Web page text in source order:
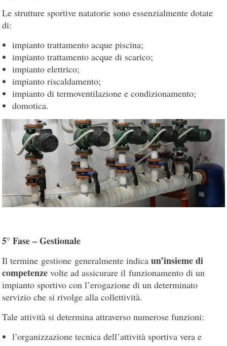
Le strutture sportive natatorie sono essenzialmente dotate
di:
impianto trattamento acque piscina;
impianto trattamento acque di scarico;
impianto elettrico;
impianto riscaldamento;
impianto di termoventilazione e condizionamento;
domotica.
5° Fase – Gestionale
Il termine gestione generalmente indicaun’insieme di
competenze volte ad assicurare il funzionamento di un
impianto sportivo con l’erogazione di un determinato
servizio che si rivolge alla collettività.
Tale attività si determina attraverso numerose funzioni:
l’organizzazione tecnica dell’attività sportiva vera e